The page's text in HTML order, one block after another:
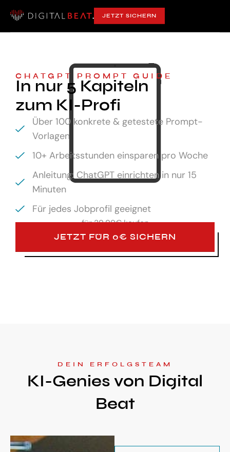
JETZT SICHERN
CHATGPT PROMPT GUIDE
In nur 5 Kapiteln
zum KI-Profi
Über 100 konkrete & getestete Prompt-
Vorlagen
10+ Arbeitsstunden einsparen pro Woche
Anleitung: ChatGPT einrichten in nur 15
Minuten
Für jedes Jobprofil geeignet
für29,99€ kaufen
JETZT FÜR 0€ SICHERN
DEIN ERFOLGSTEAM
KI-Genies von Digital
Beat